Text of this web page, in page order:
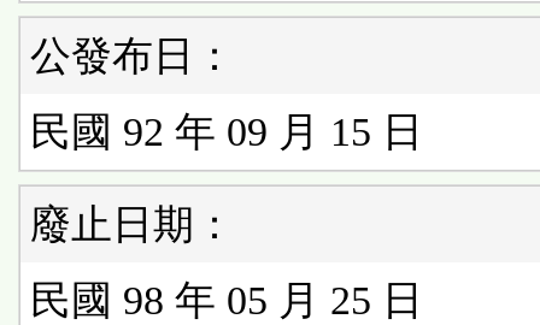
公發布日：
民國 92 年 09 月 15 日
廢止日期：
民國 98 年 05 月 25 日